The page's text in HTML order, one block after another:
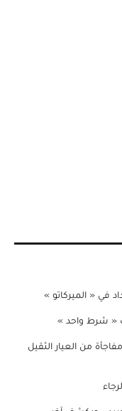
في « الميركاتو »
« شرط واحد »
من العيار الثقيل